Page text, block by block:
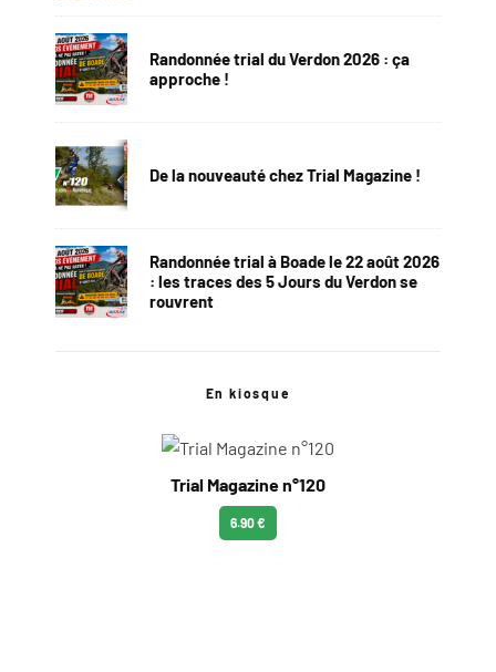
Randonnée trial du Verdon 2026 : ça
approche !
De la nouveauté chez Trial Magazine !
Randonnée trial à Boade le 22 août 2026
: les traces des 5 Jours du Verdon se
rouvrent
En kiosque
Trial Magazine n°120
6.90 €